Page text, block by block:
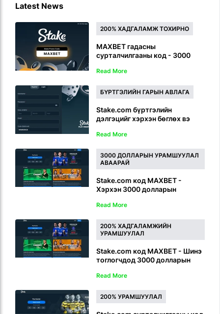
Latest News
200% ХАДГАЛАМЖ ТОХИРНО
MAXBET гадасны
сурталчилгааны код - 3000
урамшууллыг хэрхэн авах вэ
Read More
БҮРТГЭЛИЙН ГАРЫН АВЛАГА
Stake.com бүртгэлийн
дэлгэцийг хэрхэн бөглөх вэ
Read More
3000 ДОЛЛАРЫН УРАМШУУЛАЛ
АВААРАЙ
Stake.com код MAXBET -
Хэрхэн 3000 долларын
Read More
200% ХАДГАЛАМЖИЙН
УРАМШУУЛАЛ
Stake.com код MAXBET - Шинэ
тоглогчдод 3000 долларын
Read More
200% УРАМШУУЛАЛ